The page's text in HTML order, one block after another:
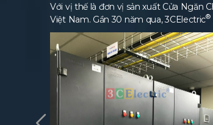
Với vị thế là đơn vị sản xuất Cửa Ngăn
Việt Nam. Gần 30 năm qua, 3CElectric®